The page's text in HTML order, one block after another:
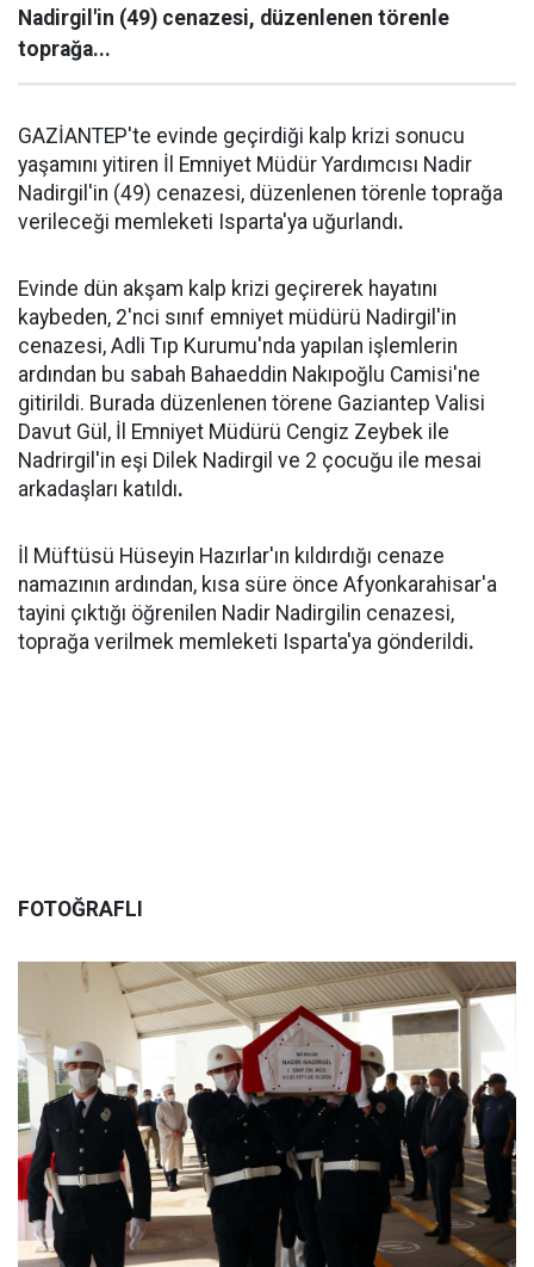
Nadirgil'in (49) cenazesi, düzenlenen törenle
toprağa...
GAZİANTEP'te evinde geçirdiği kalp krizi sonucu
yaşamını yitiren İl Emniyet Müdür Yardımcısı Nadir
Nadirgil'in (49) cenazesi, düzenlenen törenle toprağa
verileceği memleketi Isparta'ya uğurlandı.
Evinde dün akşam kalp krizi geçirerek hayatını
kaybeden, 2'nci sınıf emniyet müdürü Nadirgil'in
cenazesi, Adli Tıp Kurumu'nda yapılan işlemlerin
ardından bu sabah Bahaeddin Nakıpoğlu Camisi'ne
gitirildi. Burada düzenlenen törene Gaziantep Valisi
Davut Gül, İl Emniyet Müdürü Cengiz Zeybek ile
Nadrirgil'in eşi Dilek Nadirgil ve 2 çocuğu ile mesai
arkadaşları katıldı.
İl Müftüsü Hüseyin Hazırlar'ın kıldırdığı cenaze
namazının ardından, kısa süre önce Afyonkarahisar'a
tayini çıktığı öğrenilen Nadir Nadirgilin cenazesi,
toprağa verilmek memleketi Isparta'ya gönderildi.
FOTOĞRAFLI